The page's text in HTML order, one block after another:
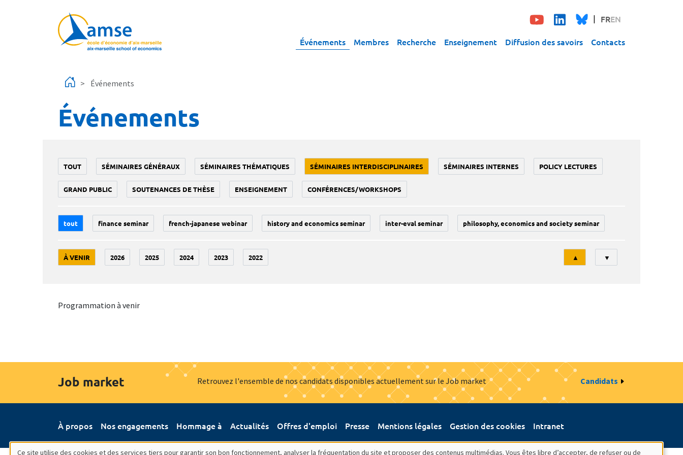
FREN
Événements Membres Recherche Enseignement Diffusion des savoirs Contacts
Événements
Événements
TOUT SÉMINAIRES GÉNÉRAUX SÉMINAIRES THÉMATIQUES SÉMINAIRES INTERDISCIPLINAIRES SÉMINAIRES INTERNES POLICY LECTURES
GRAND PUBLIC SOUTENANCES DE THÈSE ENSEIGNEMENT CONFÉRENCES/WORKSHOPS
tout finance seminar french-japanese webinar history and economics seminar inter-eval seminar philosophy, economics and society seminar
À VENIR 2026 2025 2024 2023 2022
Tri
▲ ▼
Programmation à venir
Job market Retrouvez l'ensemble de nos candidats disponibles actuellement sur le Job market Candidats
À propos Nos engagements Hommage à Actualités Offres d'emploi Presse Mentions légales Gestion des cookies Intranet
Ce site utilise des cookies et des services tiers pour garantir son bon fonctionnement, analyser la fréquentation du site et proposer des contenus multimédias. Vous êtes libre d’accepter, de refuser ou de